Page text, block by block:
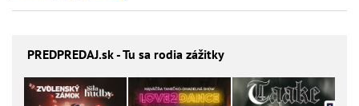
PREDPREDAJ.sk - Tu sa rodia zážitky